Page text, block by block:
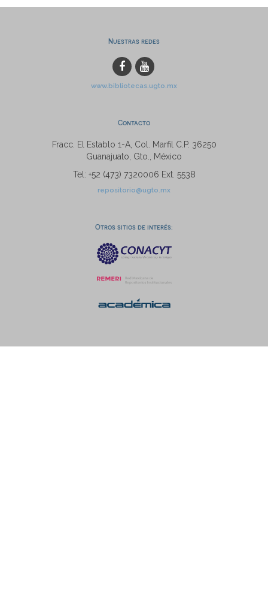
Nuestras redes
www.bibliotecas.ugto.mx
Contacto
Fracc. El Establo 1-A, Col. Marfil C.P. 36250
Guanajuato, Gto., México
Tel: +52 (473) 7320006 Ext. 5538
repositorio@ugto.mx
Otros sitios de interés: